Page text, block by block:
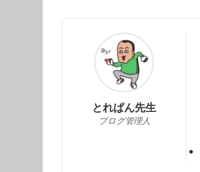
とれぱん先生
ブログ管理人